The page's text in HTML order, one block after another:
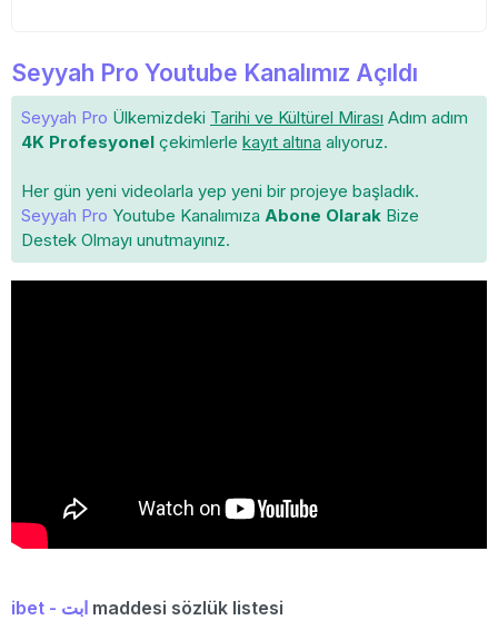
Seyyah Pro Youtube Kanalımız Açıldı
Seyyah Pro Ülkemizdeki Tarihi ve Kültürel Mirası Adım adım
4K Profesyonel çekimlerle kayıt altına alıyoruz.
Her gün yeni videolarla yep yeni bir projeye başladık.
Seyyah Pro Youtube Kanalımıza Abone Olarak Bize
Destek Olmayı unutmayınız.
ibet - ابت maddesi sözlük listesi